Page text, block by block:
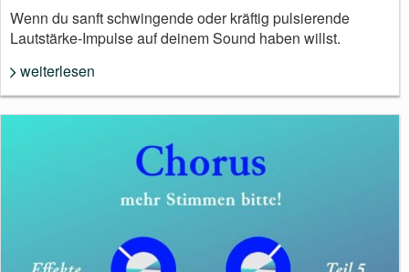
Wenn du sanft schwingende oder kräftig pulsierende
Lautstärke-Impulse auf deinem Sound haben willst.
weiterlesen